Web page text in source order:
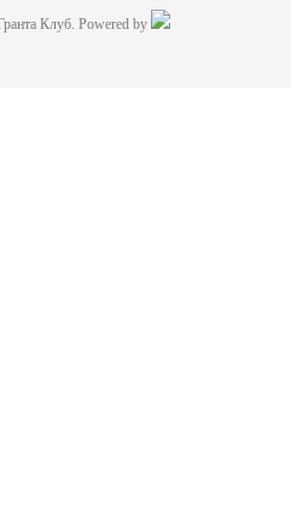
Клуб. Powered by